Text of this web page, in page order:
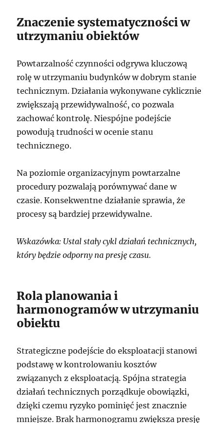
Znaczenie systematyczności w
utrzymaniu obiektów
Powtarzalność czynności odgrywa kluczową
rolę w utrzymaniu budynków w dobrym stanie
technicznym. Działania wykonywane cyklicznie
zwiększają przewidywalność, co pozwala
zachować kontrolę. Niespójne podejście
powodują trudności w ocenie stanu
technicznego.
Na poziomie organizacyjnym powtarzalne
procedury pozwalają porównywać dane w
czasie. Konsekwentne działanie sprawia, że
procesy są bardziej przewidywalne.
Wskazówka: Ustal stały cykl działań technicznych,
który będzie odporny na presję czasu.
Rola planowania i
harmonogramów w utrzymaniu
obiektu
Strategiczne podejście do eksploatacji stanowi
podstawę w kontrolowaniu kosztów
związanych z eksploatacją. Spójna strategia
działań technicznych porządkuje obowiązki,
dzięki czemu ryzyko pominięć jest znacznie
mniejsze. Brak harmonogramu zwiększa presję